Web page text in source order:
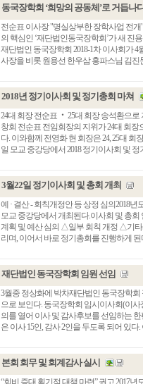
동국장학회 ‘희망의 공동체’로 거듭나
전순표 이사장 "명실상부한 장학사업 전
의 핵심인 ‘재단법인동국장학회’가 새 진
재단법인 동국장학회 2018-1차 이사회가
사장을 비롯 원용선 한우삼 홍파스님 김진
2018년 정기이사회 및 정기총회 마쳐
24대 회장 전순표 ‧ 25대 회장 송석환으로
창회 전순표 전임회장의 지위가 24대 회
다. 이와함께 전영화 현 회장은 24, 25대 회
일 모교 중강당에서 2018 정기이사회 및 정
3월22일 정기이사회 및 총회 개최
예 · 결산 - 회칙개정안 등 상정 심의2018
모교 중강당에서 개최된다.이사회 및 총
계획 및 예산 심의 △일부 회칙 개정 △기타
리며, 이어서 바로 정기총회를 진행하게
재단법인 동국장학회 임원 선임
3월중 정상화에 박차재단법인 동국장학
으로 보인다. 동국장학회 임시이사회(이
의를 열어 이사 및 감사후보를 선임하는
은 이사 15인, 감사 2인을 두도록 되어 있
본회 회무 및 회계감사 실시